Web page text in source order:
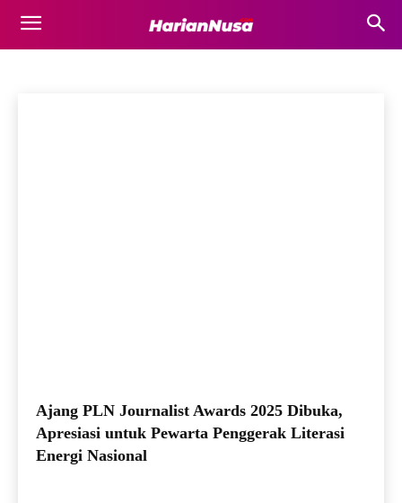
NEWSWIRE
Ajang PLN Journalist Awards 2025 Dibuka,
Apresiasi untuk Pewarta Penggerak Literasi
Energi Nasional